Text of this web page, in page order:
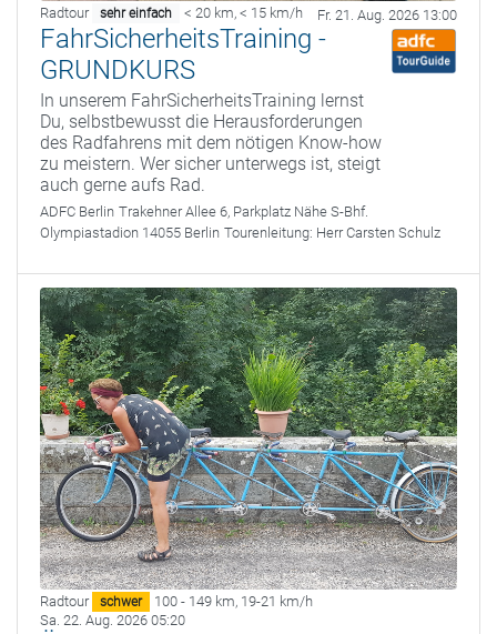
Radtour sehr einfach < 20 km, < 15 km/h Fr. 21. Aug. 2026 13:00
FahrSicherheitsTraining -
GRUNDKURS
In unserem FahrSicherheitsTraining lernst
Du, selbstbewusst die Herausforderungen
des Radfahrens mit dem nötigen Know-how
zu meistern. Wer sicher unterwegs ist, steigt
auch gerne aufs Rad.
ADFC Berlin Trakehner Allee 6, Parkplatz Nähe S-Bhf.
Olympiastadion 14055 Berlin Tourenleitung: Herr Carsten Schulz
Radtour schwer 100 - 149 km, 19-21 km/h
Sa. 22. Aug. 2026 05:20